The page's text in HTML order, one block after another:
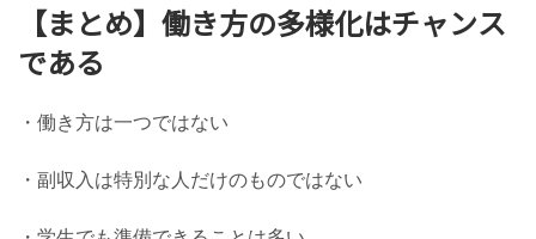
【まとめ】働き方の多様化はチャンス
である
・働き方は一つではない
・副収入は特別な人だけのものではない